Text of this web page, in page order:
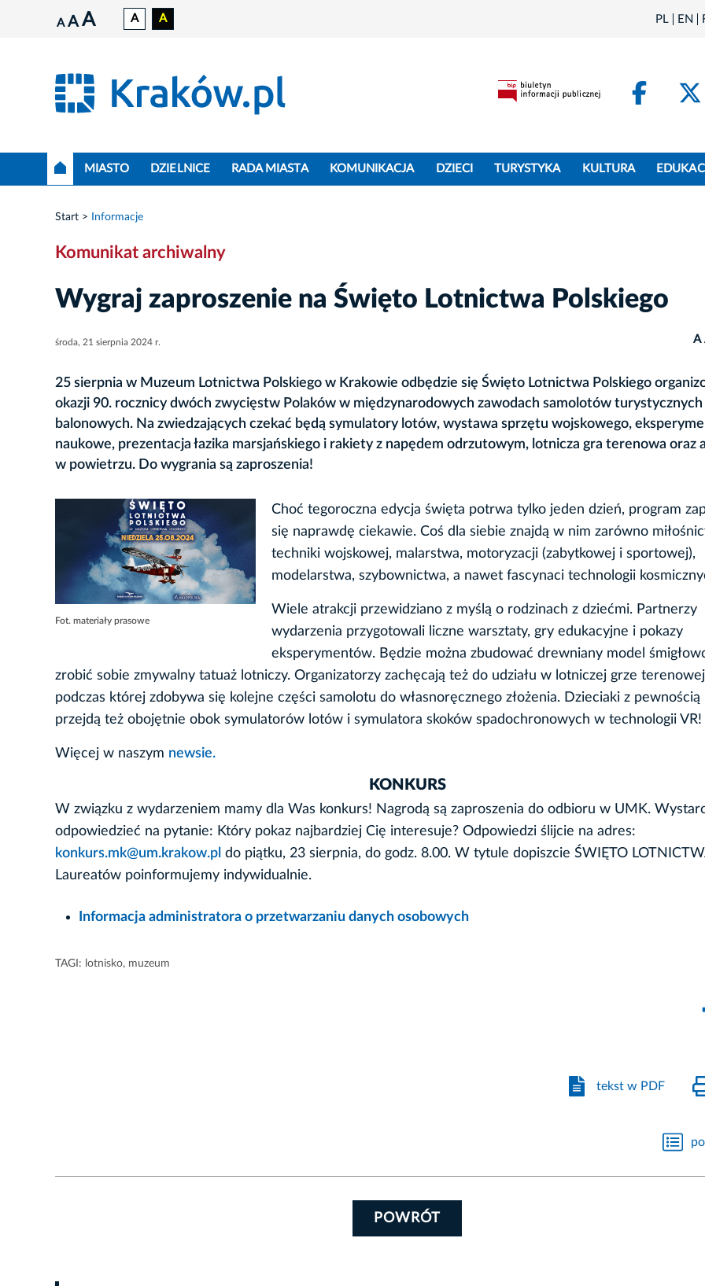
A A A A A PL EN
MIASTO DZIELNICE RADA MIASTA KOMUNIKACJA DZIECI TURYSTYKA KULTURA
Start Informacje
Komunikat archiwalny
Wygraj zaproszenie na Święto Lotnictwa Polskiego
środa, 21 sierpnia 2024 r. A
25 sierpnia w Muzeum Lotnictwa Polskiego w Krakowie odbędzie się Święto Lotnictwa Polskiego
okazji 90. rocznicy dwóch zwycięstw Polaków w międzynarodowych zawodach samolotów turystycznych
balonowych. Na zwiedzających czekać będą symulatory lotów, wystawa sprzętu wojskowego,
naukowe, prezentacja łazika marsjańskiego i rakiety z napędem odrzutowym, lotnicza gra terenowa oraz
w powietrzu. Do wygrania są zaproszenia!
Fot. materiały prasowe
Choć tegoroczna edycja święta potrwa tylko jeden dzień, program
się naprawdę ciekawie. Coś dla siebie znajdą w nim zarówno
techniki wojskowej, malarstwa, motoryzacji (zabytkowej i sportowej),
modelarstwa, szybownictwa, a nawet fascynaci technologii
Wiele atrakcji przewidziano z myślą o rodzinach z dziećmi. Partnerzy
wydarzenia przygotowali liczne warsztaty, gry edukacyjne i pokazy
eksperymentów. Będzie można zbudować drewniany model
zrobić sobie zmywalny tatuaż lotniczy. Organizatorzy zachęcają też do udziału w lotniczej grze
podczas której zdobywa się kolejne części samolotu do własnoręcznego złożenia. Dzieciaki z pewnością
przejdą też obojętnie obok symulatorów lotów i symulatora skoków spadochronowych w technologii VR!
Więcej w naszym newsie.
KONKURS
W związku z wydarzeniem mamy dla Was konkurs! Nagrodą są zaproszenia do odbioru w UMK.
odpowiedzieć na pytanie: Który pokaz najbardziej Cię interesuje? Odpowiedzi ślijcie na adres:
konkurs.mk@um.krakow.pl do piątku, 23 sierpnia, do godz. 8.00. W tytule dopiszcie ŚWIĘTO
Laureatów poinformujemy indywidualnie.
Informacja administratora o przetwarzaniu danych osobowych
TAGI: lotnisko, muzeum
tekst w PDF
POWRÓT